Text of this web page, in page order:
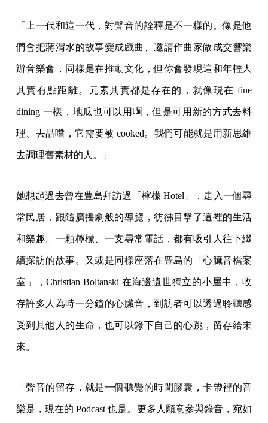
「上一代和這一代，對聲音的詮釋是不一樣的。像是他
們會把蔣渭水的故事變成戲曲、邀請作曲家做成交響樂
辦音樂會，同樣是在推動文化，但你會發現這和年輕人
其實有點距離。元素其實都是存在的，就像現在 fine
dining 一樣，地瓜也可以用啊，但是可用新的方式去料
理、去品嚐，它需要被 cooked。我們可能就是用新思維
去調理舊素材的人。」
她想起過去曾在豊島拜訪過「檸檬 Hotel」，走入一個尋
常民居，跟隨廣播劇般的導覽，彷彿目擊了這裡的生活
和樂趣。一顆檸檬、一支尋常電話，都有吸引人往下繼
續探訪的故事。又或是同樣座落在豊島的「心臟音檔案
室」，Christian Boltanski 在海邊遺世獨立的小屋中，收
存許多人為時一分鐘的心臟音，到訪者可以透過聆聽感
受到其他人的生命，也可以錄下自己的心跳，留存給未
來。
「聲音的留存，就是一個聽覺的時間膠囊，卡帶裡的音
樂是，現在的 Podcast 也是。更多人願意參與錄音，宛如